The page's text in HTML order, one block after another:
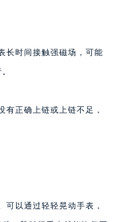
长时间接触强磁场，可能
有正确上链或上链不足，
可以通过轻轻晃动手表，